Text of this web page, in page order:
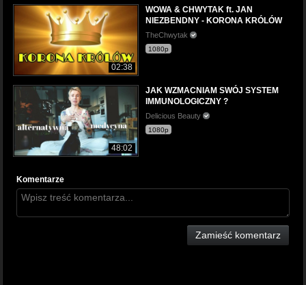
02:38
WOWA & CHWYTAK ft. JAN
NIEZBENDNY - KORONA KRÓLÓW
TheChwytak
1080p
48:02
JAK WZMACNIAM SWÓJ SYSTEM
IMMUNOLOGICZNY ?
Delicious Beauty
1080p
Komentarze
Zamieść komentarz